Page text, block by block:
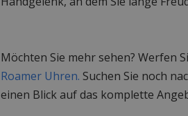
Möchten Sie mehr sehen? Werfen
Roamer Uhren. Suchen Sie noch
einen Blick auf das komplette